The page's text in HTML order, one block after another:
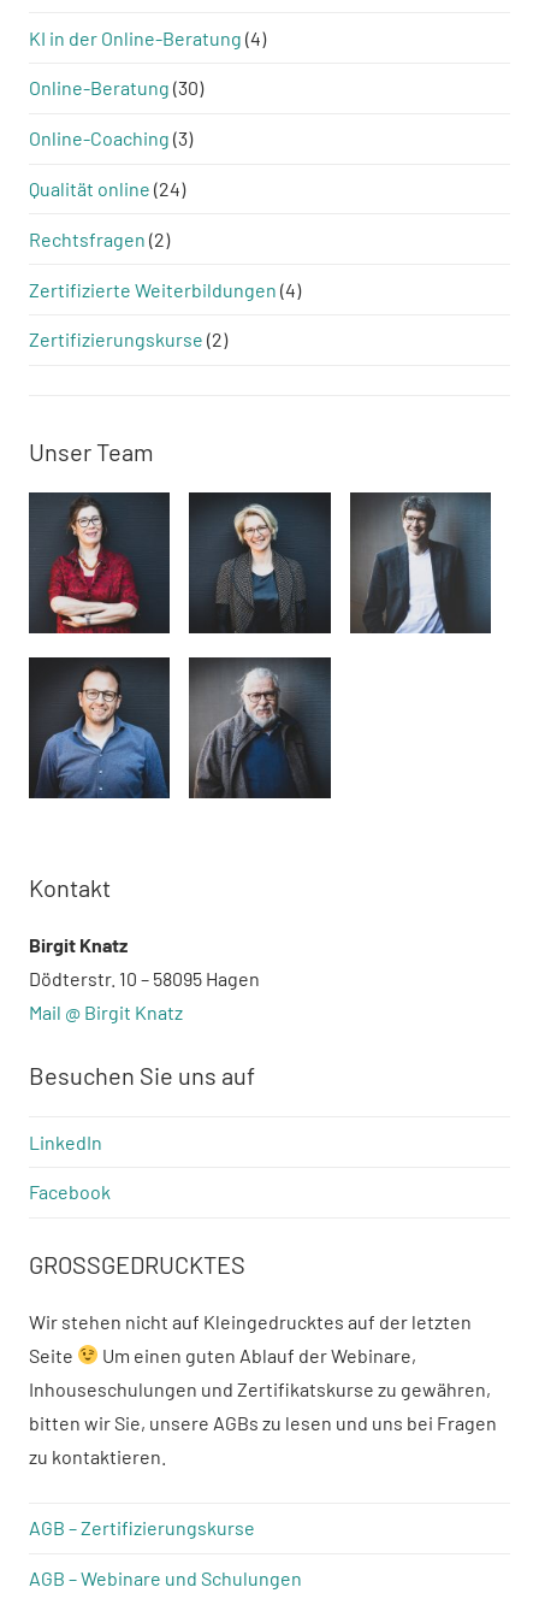
KI in der Online-Beratung (4)
Online-Beratung (30)
Online-Coaching (3)
Qualität online (24)
Rechtsfragen (2)
Zertifizierte Weiterbildungen (4)
Zertifizierungskurse (2)
Unser Team
Kontakt
Birgit Knatz
Dödterstr. 10 – 58095 Hagen
Mail @ Birgit Knatz
Besuchen Sie uns auf
LinkedIn
Facebook
GROSSGEDRUCKTES
Wir stehen nicht auf Kleingedrucktes auf der letzten
Seite
Um einen guten Ablauf der Webinare,
Inhouseschulungen und Zertifikatskurse zu gewähren,
bitten wir Sie, unsere AGBs zu lesen und uns bei Fragen
zu kontaktieren.
AGB – Zertifizierungskurse
AGB – Webinare und Schulungen